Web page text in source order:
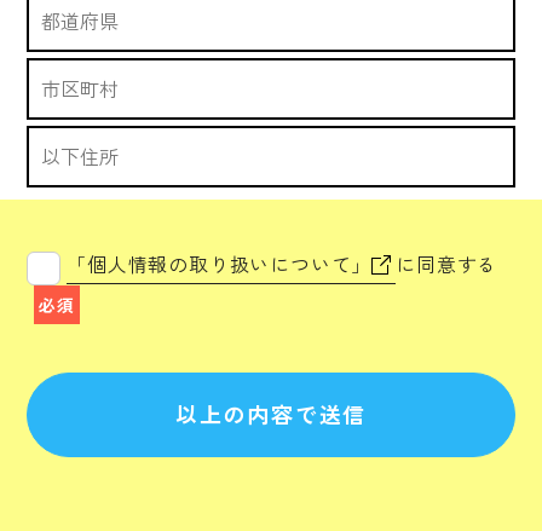
「個人情報の取り扱いについて」 に同意する
必須
以上の内容で送信